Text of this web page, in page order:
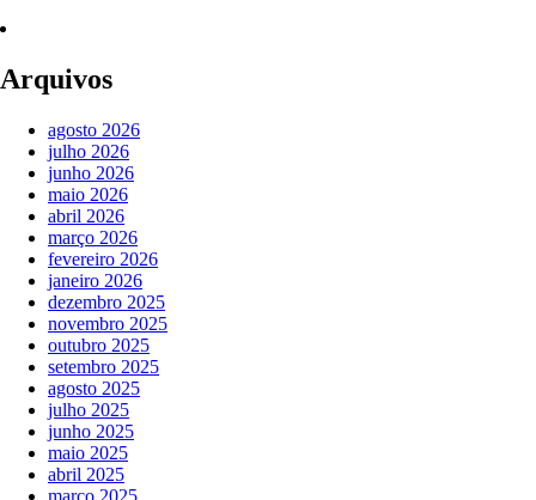
Arquivos
agosto 2026
julho 2026
junho 2026
maio 2026
abril 2026
março 2026
fevereiro 2026
janeiro 2026
dezembro 2025
novembro 2025
outubro 2025
setembro 2025
agosto 2025
julho 2025
junho 2025
maio 2025
abril 2025
março 2025